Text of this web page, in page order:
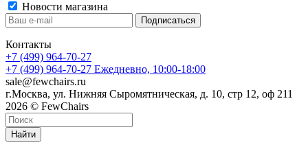
Новости магазина
Контакты
+7 (499) 964-70-27
+7 (499) 964-70-27 Ежедневно, 10:00-18:00
sale@fewchairs.ru
г.Москва, ул. Нижняя Сыромятническая, д. 10, стр 12, оф 211
2026 © FewChairs
Найти